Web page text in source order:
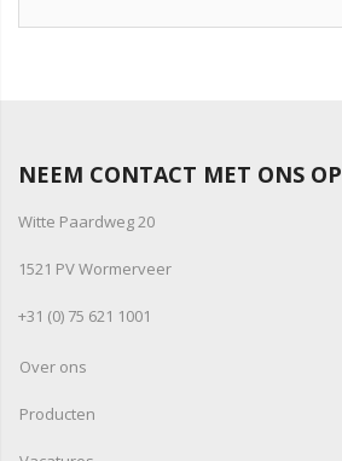
NEEM CONTACT MET ONS OP
Witte Paardweg 20
1521 PV Wormerveer
+31 (0) 75 621 1001
Over ons
Producten